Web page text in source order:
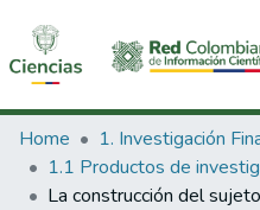
Communities & Collections
All of DSpace
Home